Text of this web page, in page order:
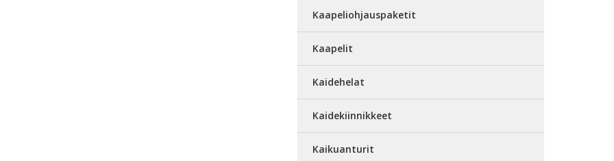
Kaapeliohjauspaketit
Kaapelit
Kaidehelat
Kaidekiinnikkeet
Kaikuanturit